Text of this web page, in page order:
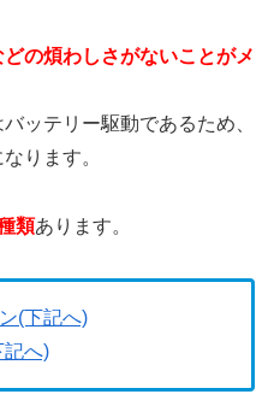
の煩わしさがないことがメ
ッテリー駆動であるため、
なります。
類あります。
(下記へ)
へ)